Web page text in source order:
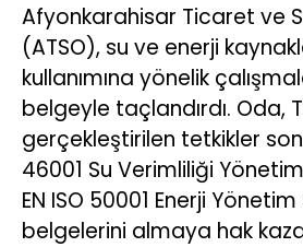
Afyonkarahisar Ticaret ve
(ATSO), su ve enerji
kullanımına yönelik
belgeyle taçlandırdı. Oda,
gerçekleştirilen tetkikler
46001 Su Verimliliği
EN ISO 50001 Enerji
belgelerini almaya hak